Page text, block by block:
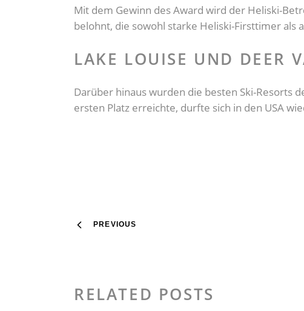
Mit dem Gewinn des Award wird der Heliski-
belohnt, die sowohl starke Heliski-Firsttimer als
LAKE LOUISE UND DEER
Darüber hinaus wurden die besten Ski-Resorts
ersten Platz erreichte, durfte sich in den USA
PREVIOUS
RELATED POSTS